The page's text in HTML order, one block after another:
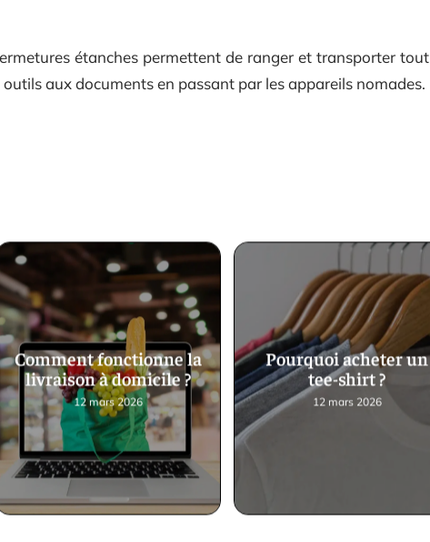
étanches permettent de ranger et transporter tout
aux documents en passant par les appareils nomades.
Comment fonctionne la
livraison à domicile ?
12 mars 2026
Pourquoi acheter un
tee-shirt ?
12 mars 2026